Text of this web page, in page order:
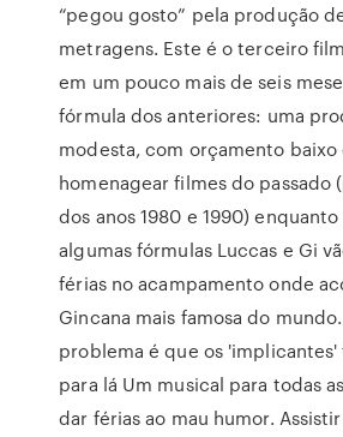
“pegou gosto” pela produção
metragens. Este é o terceiro
em um pouco mais de seis
fórmula dos anteriores: uma
modesta, com orçamento baixo
homenagear filmes do passado
dos anos 1980 e 1990)
algumas fórmulas Luccas e Gi
férias no acampamento onde
Gincana mais famosa do
problema é que os
para lá Um musical para todas
dar férias ao mau humor.